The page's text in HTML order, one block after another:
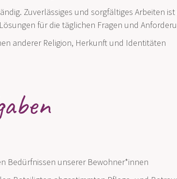
Zuverlässiges und sorgfältiges Arbeiten
für die täglichen Fragen und
anderer Religion, Herkunft und Identitäten
Bedürfnissen unserer Bewohner*innen